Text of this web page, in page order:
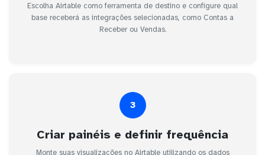
Escolha Airtable como ferramenta de destino e configure qual
base receberá as integrações selecionadas, como Contas a
Receber ou Vendas.
3
Criar painéis e definir frequência
Monte suas visualizações no Airtable utilizando os dados